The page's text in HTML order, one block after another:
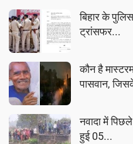
बिहार के
ट्रांसफर...
कौन है
पासवान,
नवादा में
हुई 05...